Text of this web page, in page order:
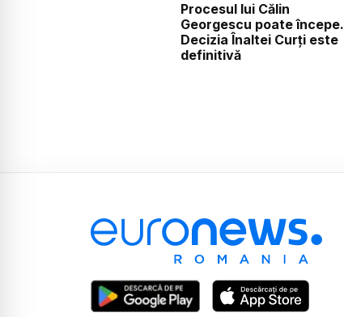
Procesul lui Călin
Georgescu poate începe.
Decizia Înaltei Curți este
definitivă